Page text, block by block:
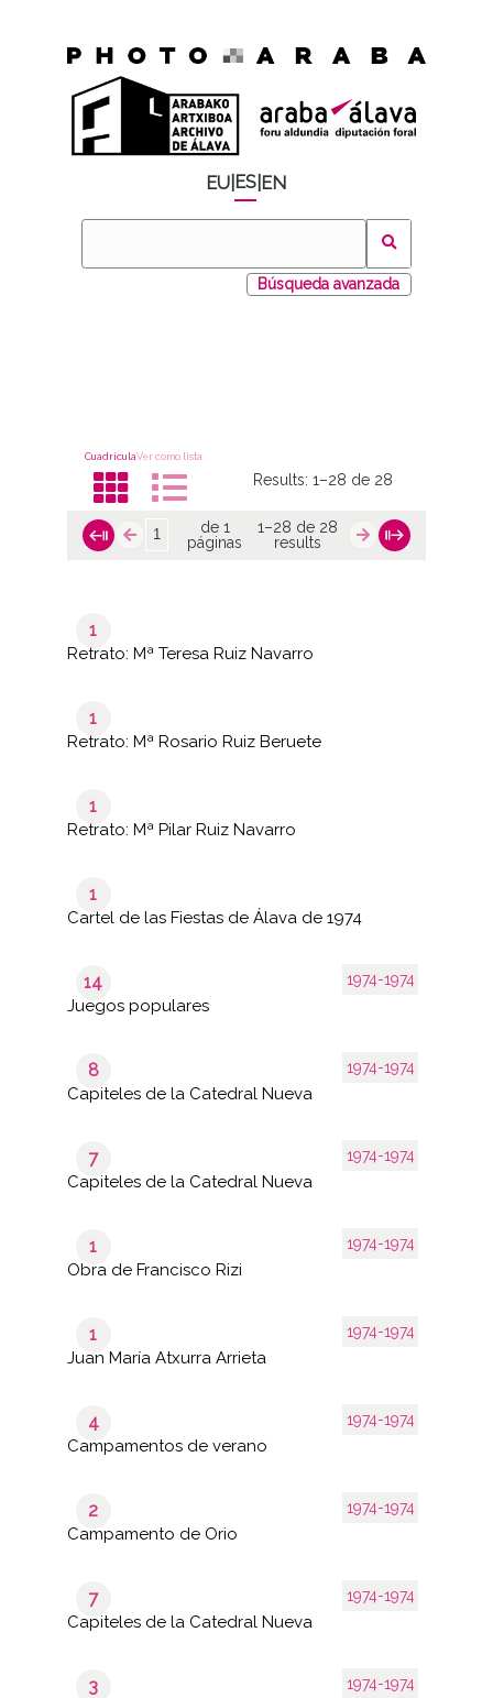
EU ES EN
Búsqueda avanzada
CuadrículaVer como lista
Results:1–28 de 28
de 1
páginas
1–28 de 28
results
1
Retrato: Mª Teresa Ruiz Navarro
1
Retrato: Mª Rosario Ruiz Beruete
1
Retrato: Mª Pilar Ruiz Navarro
1
Cartel de las Fiestas de Álava de 1974
1974-1974
14
Juegos populares
1974-1974
8
Capiteles de la Catedral Nueva
1974-1974
7
Capiteles de la Catedral Nueva
1974-1974
1
Obra de Francisco Rizi
1974-1974
1
Juan María Atxurra Arrieta
1974-1974
4
Campamentos de verano
1974-1974
2
Campamento de Orio
1974-1974
7
Capiteles de la Catedral Nueva
1974-1974
3